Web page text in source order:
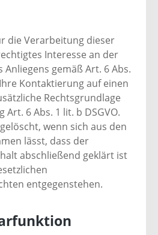
die Verarbeitung dieser
Interesse an der
gemäß Art. 6 Abs.
Kontaktierung auf einen
Rechtsgrundlage
6 Abs. 1 lit. b DSGVO.
wenn sich aus den
lässt, dass der
abschließend geklärt ist
entgegenstehen.